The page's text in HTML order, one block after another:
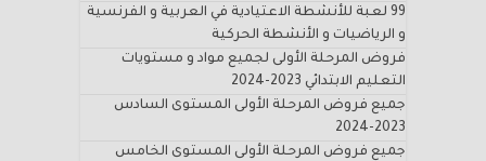
99 لعبة للأنشطة الاعتيادية في العربية و الفرنسية
و الرياضيات و الأنشطة الحركية
فروض المرحلة الأولى لجميع مواد و مستويات
التعليم الابتدائي 2023-2024
جميع فروض المرحلة الأولى المستوى السادس
2023-2024
جميع فروض المرحلة الأولى المستوى الخامس